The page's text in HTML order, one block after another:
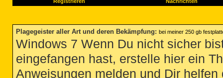
Plagegeister aller Art und deren Bekämpfung: bei meiner 250 gb
Windows 7 Wenn Du nicht sicher
eingefangen hast, erstelle hier ein
Anweisungen melden und Dir